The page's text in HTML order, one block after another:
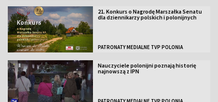
21. Konkurs o Nagrodę Marszałka Senatu
dla dziennikarzy polskich i polonijnych
PATRONATY MEDIALNE TVP POLONIA
Nauczyciele polonijni poznają historię
najnowszą z IPN